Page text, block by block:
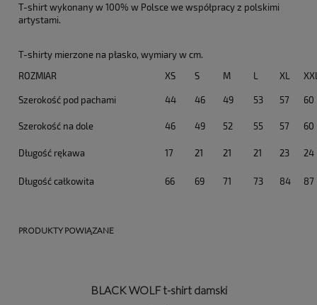
T-shirt wykonany w 100% w Polsce we współpracy z polskimi
artystami.
T-shirty mierzone na płasko, wymiary w cm.
ROZMIAR
XS S M L XL
Szerokość pod pachami 44 46 49 53 57 60
Szerokość na dole 46 49 52 55 57 60
Długość rękawa 17 21 21 21 23 24
Długość całkowita 66 69 71 73 84 87
PRODUKTY POWIĄZANE
BLACK WOLF t-shirt damski